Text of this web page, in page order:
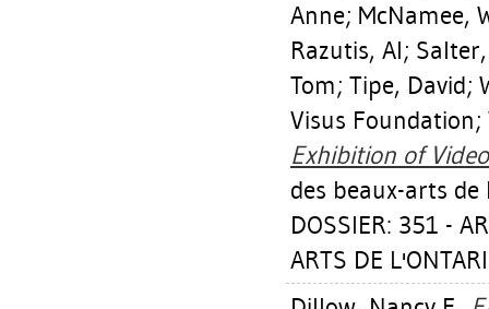
Anne; McNamee,
Razutis, Al;
Tom; Tipe, David;
Visus
Exhibition of
des beaux-arts
DOSSIER: 351 -
ARTS DE